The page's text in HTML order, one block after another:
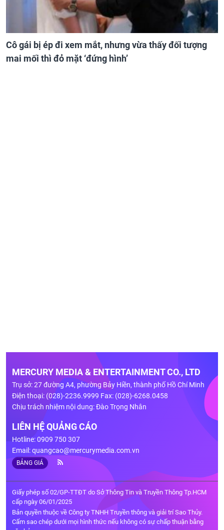
Cô gái bị ép đi xem mắt, nhưng vừa thấy đối tượng
mai mối thì đỏ mặt ‘đứng hình’
MERCURY MEDIA & ENTERTAINMENT CO., LTD
Trụ sở: 27 đường A4, phường Bảy Hiền, thành phố Hồ Chí Minh
Điện thoại: (028)-2236.9999 Fax: (028)-6268.0458
Chịu trách nhiệm nội dung: Đào Trọng Nhân
LIÊN HỆ QUẢNG CÁO
Hotline: 0909 750 307
Email:quangcao@mercurymedia.com.vn
BẢNG GIÁ
Giấy phép số 02/GP-TTĐT do Sở Thông Tin và Truyền Thông Tp.HCM
cấp ngày 06/01/2025
Bản quyền thuộc về Công ty TNHH Truyền thông và giải trí Sao Thủy.
Cấm sao chép dưới mọi hình thức nếu không có sự chấp thuận bằng